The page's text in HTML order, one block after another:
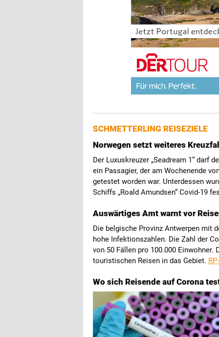
SCHMETTERLING REISEZIELE
Norwegen setzt weiteres
Der Luxuskreuzer „Seadream 1“ darf
ein Passagier, der am Wochenende
getestet worden war. Unterdessen
Schiffs „Roald Amundsen“ Covid-19
Auswärtiges Amt warnt vor
Die belgische Provinz Antwerpen mit
hohe Infektionszahlen. Die Zahl der
von 50 Fällen pro 100.000
touristischen Reisen in das Gebiet.
Wo sich Reisende auf Corona